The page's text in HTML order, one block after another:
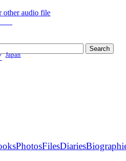
other audio file
Japan
PhotosFilesDiaries